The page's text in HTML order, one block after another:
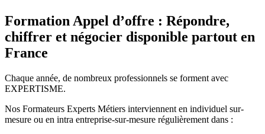
Formation Appel d’offre : Répondre,
chiffrer et négocier disponible partout en
France
Chaque année, de nombreux professionnels se forment avec
EXPERTISME.
Nos Formateurs Experts Métiers interviennent en individuel sur-
mesure ou en intra entreprise-sur-mesure régulièrement dans :